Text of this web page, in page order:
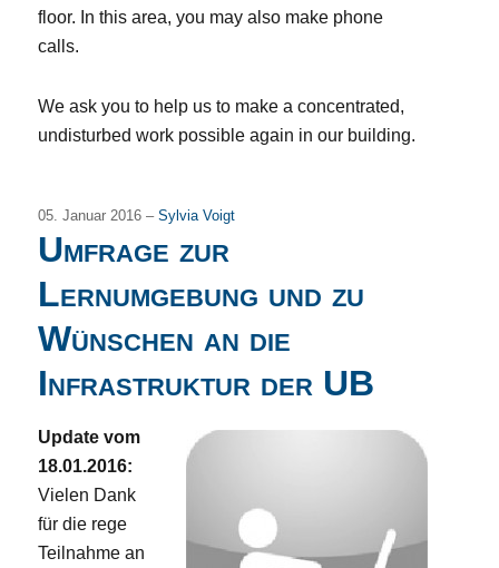
floor. In this area, you may also make phone
calls.
We ask you to help us to make a concentrated,
undisturbed work possible again in our building.
05. Januar 2016 –Sylvia Voigt
Umfrage zur
Lernumgebung und zu
Wünschen an die
Infrastruktur der UB
Update vom
18.01.2016:
Vielen Dank
für die rege
Teilnahme an